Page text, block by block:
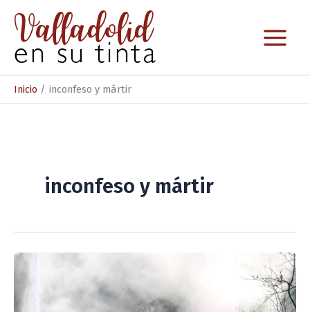
contenido
Inicio inconfeso y mártir
inconfeso y mártir